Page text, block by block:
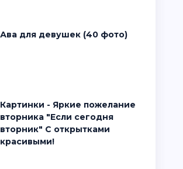
Ава для девушек (40 фото)
Картинки - Яркие пожелание
вторника "Если сегодня
вторник" С открытками
красивыми!